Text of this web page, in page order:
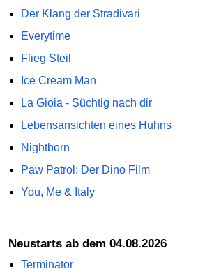
Der Klang der Stradivari
Everytime
Flieg Steil
Ice Cream Man
La Gioia - Süchtig nach dir
Lebensansichten eines Huhns
Nightborn
Paw Patrol: Der Dino Film
You, Me & Italy
Neustarts ab dem 04.08.2026
Terminator